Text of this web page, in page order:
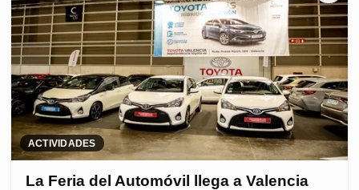
ACTIVIDADES
La Feria del Automóvil llega a Valencia